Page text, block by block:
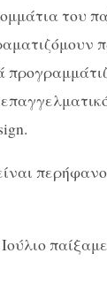
του